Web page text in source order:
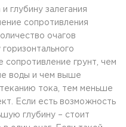
глубину залегания
сопротивления
очагов
сопротивление грунт, чем
воды и чем выше
тока, тем меньше
Если есть возможность
глубину – стоит